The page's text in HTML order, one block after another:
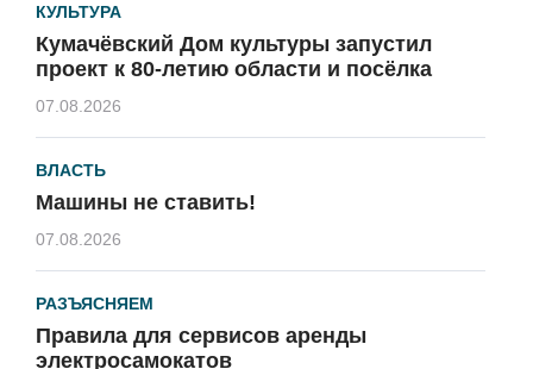
КУЛЬТУРА
Кумачёвский Дом культуры запустил
проект к 80-летию области и посёлка
07.08.2026
ВЛАСТЬ
Машины не ставить!
07.08.2026
РАЗЪЯСНЯЕМ
Правила для сервисов аренды
электросамокатов